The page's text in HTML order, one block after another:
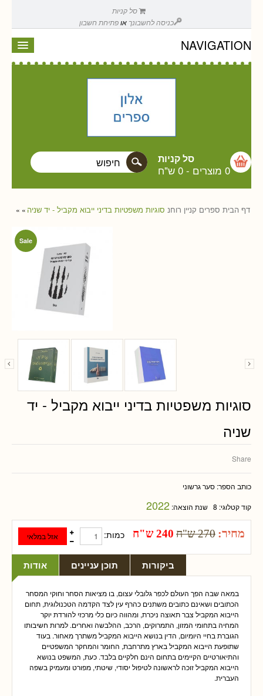
סל קניות
כניסה לחשבונך אופתיחת חשבון
NAVIGATION
סל קניות
0 מוצרים - 0 ש"ח
דף הבית » ספרים קניין רוחנ » סוגיות משפטיות בדיני ייבוא מקביל - יד שניה
Sale
סוגיות משפטיות בדיני ייבוא מקביל - יד
שניה
Share
כותב הספר: סער גרשוני
קוד קטלוגי: 8 שנת הוצאה: 2022
מחיר: 270 ש"ח 240 ש"ח כמות:
אודות תוכן עניינים ביקורות
במאה שבה הפך העולם לכפר גלובלי עצום, בו מציאות הסחר וחוקי המסחר
הכתובים ושאינם כתובים משתנים כהרף עין לצד הקדמה הטכנולוגית, תחום
הייבוא המקביל צבר תאוצה ניכרת, ומהווה כיום כלי מרכזי להורדת יוקר
המחיה בתחומי המזון, התמרוקים, הרכב, ההלבשה ואחרים. למרות חשיבותו
הגוברת בחיי היומיום, הדין בנושא הייבוא המקביל משתרך מאחור. בעוד
שתופעת הייבוא המקביל בארץ מתרחבת, החומר והמחקר המשפטיים
והתיאורטיים הקיימים בתחום הינם חלקיים בלבד. כעת, המשפט בנושא
הייבוא המקביל זוכה לראשונה לטיפול יסודי, שיטתי, מפורט ומעמיק בשפה
העברית.